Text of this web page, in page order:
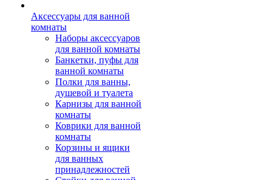
Аксессуары для ванной
комнаты
Наборы аксессуаров
для ванной комнаты
Банкетки, пуфы для
ванной комнаты
Полки для ванны,
душевой и туалета
Карнизы для ванной
комнаты
Коврики для ванной
комнаты
Корзины и ящики
для ванных
принадлежностей